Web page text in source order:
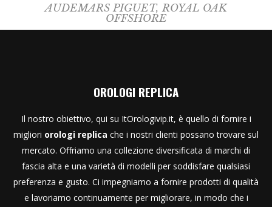
AUDEMARS PIGUET, ROYAL OAK
OFFSHORE
OROLOGI REPLICA
Il nostro obiettivo, qui su ItOrologivip.it, è quello di fornire i
migliori orologi replica che i nostri clienti possano trovare sul
mercato. Offriamo una collezione diversificata di marchi di
fascia alta e una varietà di modelli per soddisfare qualsiasi
preferenza e gusto. Ci impegniamo a fornire prodotti di qualità
e lavoriamo continuamente per migliorare, in modo che i